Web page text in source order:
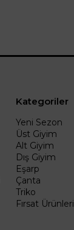
Kategoriler
Yeni Sezon
Üst Giyim
Alt Giyim
Dış Giyim
Eşarp
Çanta
Triko
Fırsat Ürünleri